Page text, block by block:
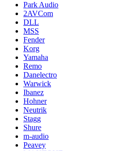
Park Audio
2AVCom
DLL
MSS
Fender
Korg
Yamaha
Remo
Danelectro
Warwick
Ibanez
Hohner
Neutrik
Stagg
Shure
m-audio
Peavey